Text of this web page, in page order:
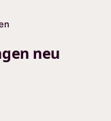
neu